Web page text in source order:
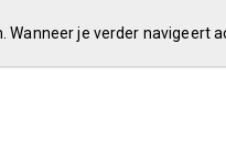
Wanneer je verder navigeert